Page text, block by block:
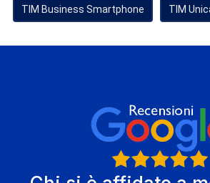
TIM Business Smartphone TIM